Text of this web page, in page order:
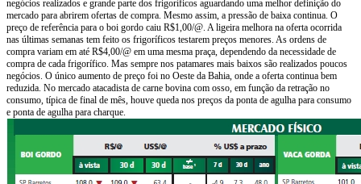
negócios realizados e grande parte dos frigoríficos aguardando uma melhor definição do
mercado para abrirem ofertas de compra. Mesmo assim, a pressão de baixa continua. O
preço de referência para o boi gordo caiu R$1,00/@. A ligeira melhora na oferta ocorrida
nas últimas semanas tem feito os frigoríficos testarem preços menores. As ordens de
compra variam em até R$4,00/@ em uma mesma praça, dependendo da necessidade de
compra de cada frigorífico. Mas sempre nos patamares mais baixos são realizados poucos
negócios. O único aumento de preço foi no Oeste da Bahia, onde a oferta continua bem
reduzida. No mercado atacadista de carne bovina com osso, em função da retração no
consumo, típica de final de mês, houve queda nos preços da ponta de agulha para consumo
e ponta de agulha para charque.